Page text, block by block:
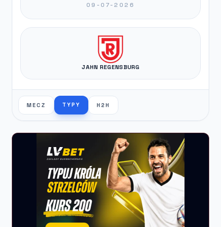
09-07-2026
JAHN REGENSBURG
MECZ TYPY H2H